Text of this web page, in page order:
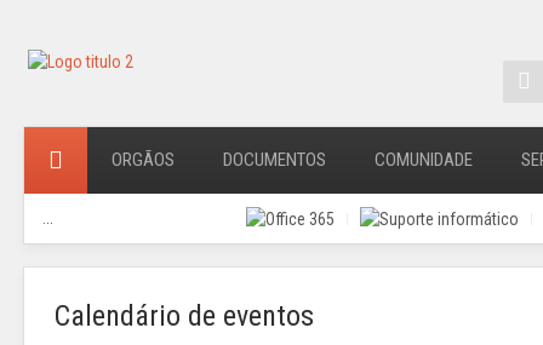
ORGÃOS DOCUMENTOS COMUNIDADE
Calendário de eventos